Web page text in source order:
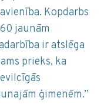
Kopdarbs
jaunām
ir atslēga
prieks, ka
ģimenēm.”